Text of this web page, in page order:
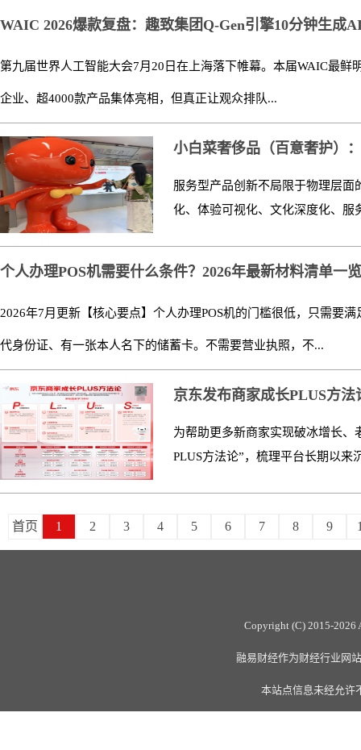
WAIC 2026爆款复盘：趣致集团Q-Gen引擎10分钟生成
第九届世界人工智能大会7月20日在上海落下帷幕。本届WAIC最
企业、超4000款产品集体亮相，但真正让观众排队...
小白菜奢侈品（百意奢护）
服务型产品创新不局限于物理层
化、体验可视化、文化深度化、服
个人办理POS机需要什么条件？2026年最新材料清单一览
2026年7月更新【核心要点】个人办理POS机的门槛很低，只需要
代身份证、有一张本人名下的储蓄卡。不需要营业执照，不...
京东发布商家成长PLUS方
为帮助更多新商家实现破冰增长、
PLUS方法论”，梳理平台长期以
首页 1 2 3 4 5 6 7 8 9
Copyright (C) 2015-2026
融易财经作为财经行业网
本站点信息未经允许